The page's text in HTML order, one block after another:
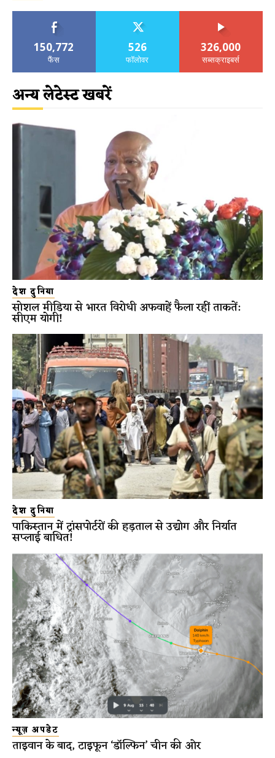
150,772
फैंस
526
फॉलोवर
326,000
सब्सक्राइबर्स
अन्य लेटेस्ट खबरें
देश दुनिया
सोशल मीडिया से भारत विरोधी अफवाहें फैला रहीं ताकतें:
सीएम योगी!
देश दुनिया
पाकिस्तान में ट्रांसपोर्टरों की हड़ताल से उद्योग और निर्यात
सप्लाई बाधित!
न्यूज़ अपडेट
ताइवान के बाद, टाइफून ‘डॉल्फिन’ चीन की ओर